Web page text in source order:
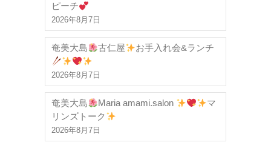
ピーチ
2026年8月7日
奄美大島 古仁屋 お手入れ会&ランチ
2026年8月7日
奄美大島 Maria amami.salon
マ
リンズトーク
2026年8月7日